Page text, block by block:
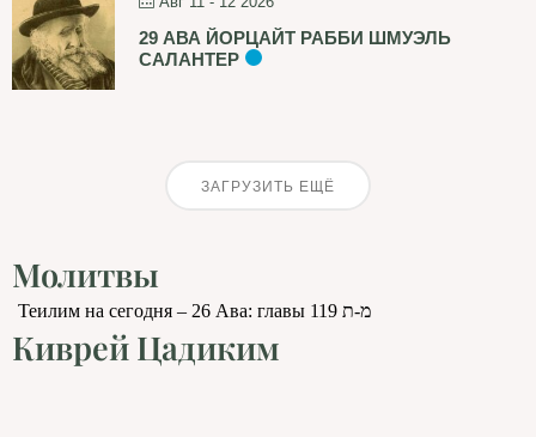
29 АВА ЙОРЦАЙТ РАББИ ШМУЭЛЬ
САЛАНТЕР
ЗАГРУЗИТЬ ЕЩЁ
Молитвы
Теилим на сегодня – 26 Ава: главы 119 מ-ת
Киврей Цадиким